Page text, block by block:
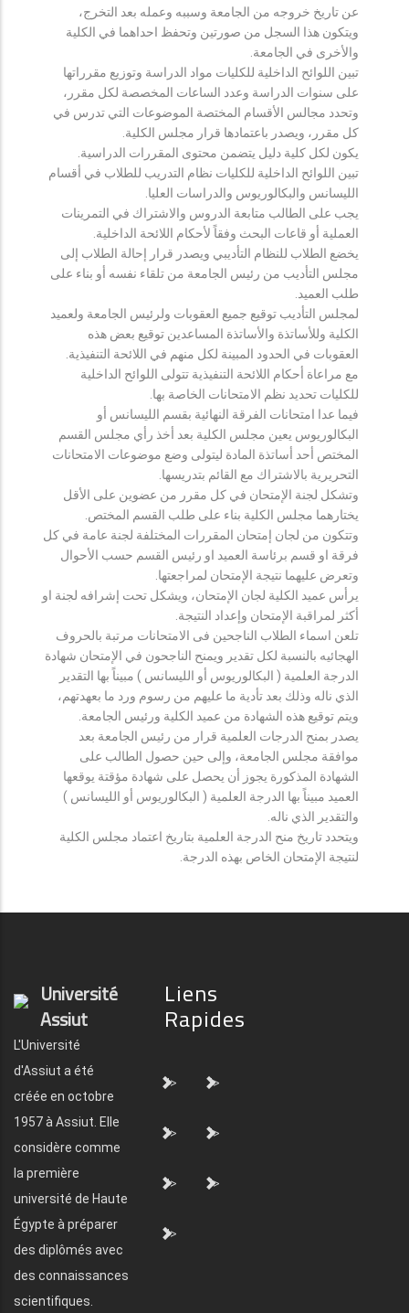
عن تاريخ خروجه من الجامعة وسببه وعمله بعد التخرج،
ويتكون هذا السجل من صورتين وتحفظ احداهما في الكلية
والأخرى في الجامعة.
تبين اللوائح الداخلية للكليات مواد الدراسة وتوزيع مقرراتها
على سنوات الدراسة وعدد الساعات المخصصة لكل مقرر،
وتحدد مجالس الأقسام المختصة الموضوعات التي تدرس في
كل مقرر، ويصدر باعتمادها قرار مجلس الكلية.
يكون لكل كلية دليل يتضمن محتوى المقررات الدراسية.
تبين اللوائح الداخلية للكليات نظام التدريب للطلاب في أقسام
الليسانس والبكالوريوس والدراسات العليا.
يجب على الطالب متابعة الدروس والاشتراك في التمرينات
العملية أو قاعات البحث وفقاً لأحكام اللائحة الداخلية.
يخضع الطلاب للنظام التأديبي ويصدر قرار إحالة الطلاب إلى
مجلس التأديب من رئيس الجامعة من تلقاء نفسه أو بناء على
طلب العميد.
لمجلس التأديب توقيع جميع العقوبات ولرئيس الجامعة ولعميد
الكلية وللأساتذة والأساتذة المساعدين توقيع بعض هذه
العقوبات في الحدود المبينة لكل منهم في اللائحة التنفيذية.
مع مراعاة أحكام اللائحة التنفيذية تتولى اللوائح الداخلية
للكليات تحديد نظم الامتحانات الخاصة بها.
فيما عدا امتحانات الفرقة النهائية بقسم الليسانس أو
البكالوريوس يعين مجلس الكلية بعد أخذ رأي مجلس القسم
المختص أحد أساتذة المادة ليتولى وضع موضوعات الامتحانات
التحريرية بالاشتراك مع القائم بتدريسها.
وتشكل لجنة الإمتحان في كل مقرر من عضوين على الأقل
يختارهما مجلس الكلية بناء على طلب القسم المختص.
وتتكون من لجان إمتحان المقررات المختلفة لجنة عامة في كل
فرقة او قسم برئاسة العميد او رئيس القسم حسب الأحوال
وتعرض عليهما نتيجة الإمتحان لمراجعتها.
يرأس عميد الكلية لجان الإمتحان، ويشكل تحت إشرافه لجنة او
أكثر لمراقبة الإمتحان وإعداد النتيجة.
تلعن اسماء الطلاب الناجحين فى الامتحانات مرتبة بالحروف
الهجائيه بالنسبة لكل تقدير ويمنح الناجحون في الإمتحان شهادة
الدرجة العلمية ( البكالوريوس أو الليسانس ) مبيناً بها التقدير
الذي ناله وذلك بعد تأدية ما عليهم من رسوم ورد ما بعهدتهم،
ويتم توقيع هذه الشهادة من عميد الكلية ورئيس الجامعة.
يصدر بمنح الدرجات العلمية قرار من رئيس الجامعة بعد
موافقة مجلس الجامعة، وإلى حين حصول الطالب على
الشهادة المذكورة يجوز أن يحصل على شهادة مؤقتة يوقعها
العميد مبيناً بها الدرجة العلمية ( البكالوريوس أو الليسانس )
والتقدير الذي ناله.
ويتحدد تاريخ منح الدرجة العلمية بتاريخ اعتماد مجلس الكلية
لنتيجة الإمتحان الخاص بهذه الدرجة.
Université
Assiut
L'Université
d'Assiut a été
créée en octobre
1957 à Assiut. Elle
considère comme
la première
université de Haute
Égypte à préparer
des diplômés avec
des connaissances
scientifiques.
Liens
Rapides
"> ">
"> ">
"> ">
">